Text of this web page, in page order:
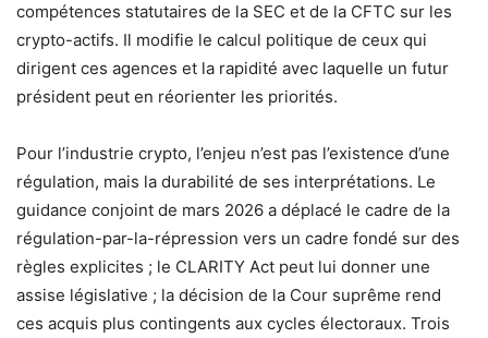
compétences statutaires de la SEC et de la CFTC sur les
crypto-actifs. Il modifie le calcul politique de ceux qui
dirigent ces agences et la rapidité avec laquelle un futur
président peut en réorienter les priorités.
Pour l’industrie crypto, l’enjeu n’est pas l’existence d’une
régulation, mais la durabilité de ses interprétations. Le
guidance conjoint de mars 2026 a déplacé le cadre de la
régulation-par-la-répression vers un cadre fondé sur des
règles explicites ; le CLARITY Act peut lui donner une
assise législative ; la décision de la Cour suprême rend
ces acquis plus contingents aux cycles électoraux. Trois